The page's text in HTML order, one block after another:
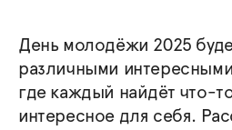
День молодёжи 2025
различными
где каждый найдёт что-
интересное для себя.